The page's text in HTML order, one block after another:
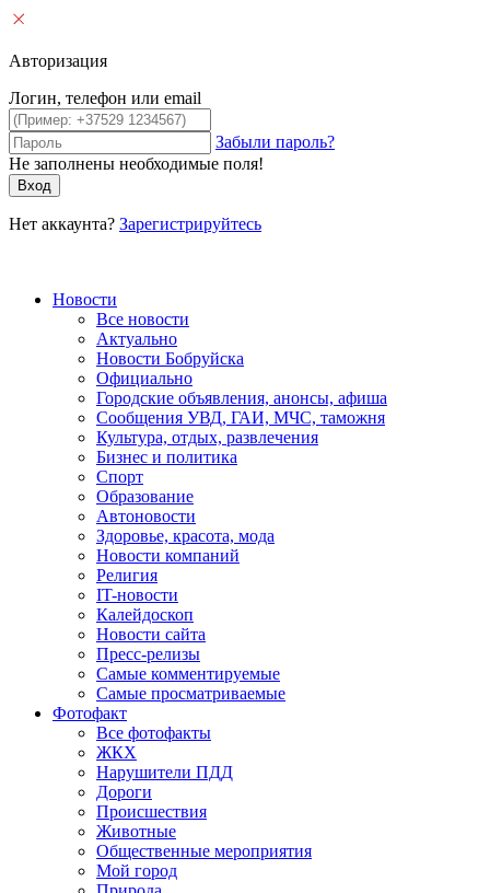
Авторизация
Логин, телефон или email
Забыли пароль?
Не заполнены необходимые поля!
Вход
Нет аккаунта? Зарегистрируйтесь
Новости
Все новости
Актуально
Новости Бобруйска
Официально
Городские объявления, анонсы, афиша
Сообщения УВД, ГАИ, МЧС, таможня
Культура, отдых, развлечения
Бизнес и политика
Спорт
Образование
Автоновости
Здоровье, красота, мода
Новости компаний
Религия
IT-новости
Калейдоскоп
Новости сайта
Пресс-релизы
Самые комментируемые
Самые просматриваемые
Фотофакт
Все фотофакты
ЖКХ
Нарушители ПДД
Дороги
Происшествия
Животные
Общественные мероприятия
Мой город